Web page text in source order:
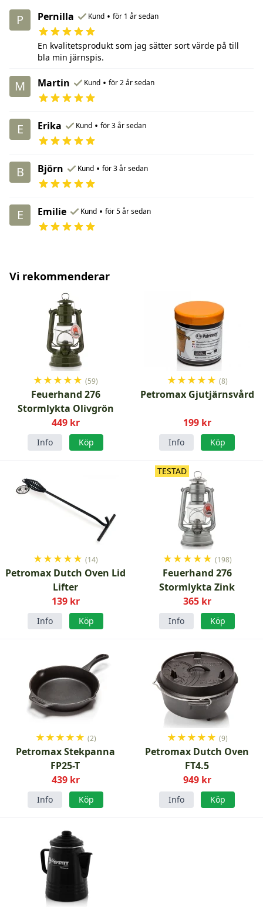
P Pernilla Kund • för 1 år sedan
En kvalitetsprodukt som jag sätter sort värde på till
bla min järnspis.
M Martin Kund • för 2 år sedan
E Erika Kund • för 3 år sedan
B Björn Kund • för 3 år sedan
E Emilie Kund • för 5 år sedan
Vi rekommenderar
★★★★★ (59)
Feuerhand 276
Stormlykta Olivgrön
449 kr
Info Köp
★★★★★ (8)
Petromax Gjutjärnsvård
199 kr
Info Köp
★★★★★ (14)
Petromax Dutch Oven Lid
Lifter
139 kr
Info Köp
★★★★★ (198)
Feuerhand 276
Stormlykta Zink
365 kr
TESTAD
Info Köp
★★★★★ (2)
Petromax Stekpanna
FP25-T
439 kr
Info Köp
★★★★★ (9)
Petromax Dutch Oven
FT4.5
949 kr
Info Köp